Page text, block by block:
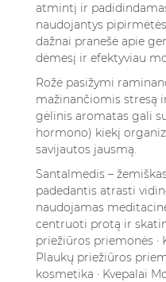
atmintį ir
naudojantys
dažnai pranešė apie
dėmesį ir efektyviau
Rožė pasižymi
mažinančiomis stresą
gėlinis aromatas gali
hormono) kiekį
savijautos jausmą.
Santalmedis –
padedantis atrasti
naudojamas
centruoti protą ir
priežiūros priemonės ·
Plaukų priežiūros
kosmetika · Kvepalai